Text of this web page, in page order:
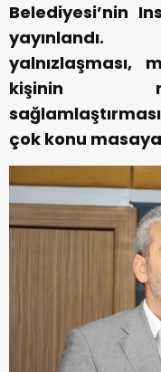
Belediyesi’nin
yayınlandı.
yalnızlaşması,
kişinin
çok konu masaya